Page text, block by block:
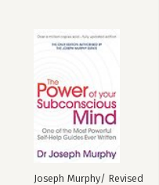
Joseph Murphy/ Revised